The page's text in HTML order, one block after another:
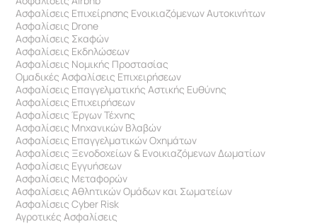
Ασφαλίσεις Επιχείρησης Ενοικιαζόμενων Αυτοκινήτων
Ασφαλίσεις Drone
Ασφαλίσεις Σκαφών
Ασφαλίσεις Εκδηλώσεων
Ασφαλίσεις Νομικής Προστασίας
Ομαδικές Ασφαλίσεις Επιχειρήσεων
Ασφαλίσεις Επαγγελματικής Αστικής Ευθύνης
Ασφαλίσεις Επιχειρήσεων
Ασφαλίσεις Έργων Τέχνης
Ασφαλίσεις Μηχανικών Βλαβών
Ασφαλίσεις Επαγγελματικών Οχημάτων
Ασφαλίσεις Ξενοδοχείων & Eνοικιαζόμενων Δωματίων
Ασφαλίσεις Εγγυήσεων
Ασφαλίσεις Μεταφορών
Ασφαλίσεις Αθλητικών Ομάδων και Σωματείων
Ασφαλίσεις Cyber Risk
Αγροτικές Ασφαλίσεις